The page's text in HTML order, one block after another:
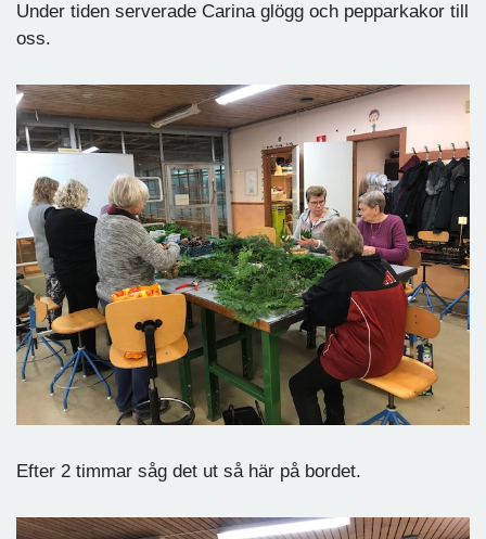
Under tiden serverade Carina glögg och pepparkakor till
oss.
Efter 2 timmar såg det ut så här på bordet.